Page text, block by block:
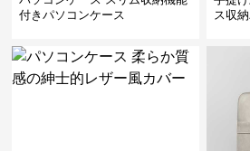
付きパソコンケース
ス収